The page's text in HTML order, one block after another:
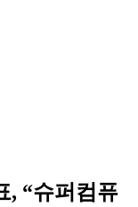
, “슈퍼컴퓨